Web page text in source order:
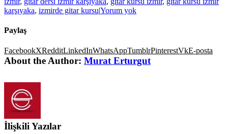
karşıyaka, izmirde gitar kursu|Yorum yok
Paylaş
FacebookXRedditLinkedInWhatsAppTumblrPinterestVkE-posta
About the Author: Murat Erturgut
İlişkili Yazılar